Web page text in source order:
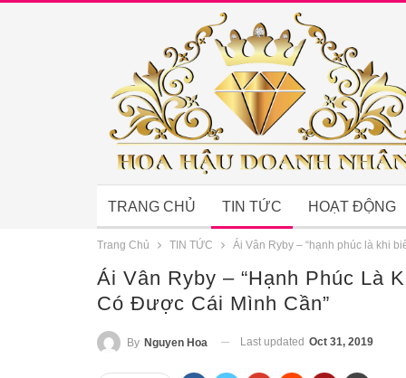
TRANG CHỦ TIN TỨC HOẠT ĐỘNG
Trang Chủ TIN TỨC Ái Vân Ryby – “hạnh phúc là khi
Ái Vân Ryby – “hạnh Phúc Là
Có Được Cái Mình Cần”
By Nguyen Hoa Last updated Oct 31, 2019